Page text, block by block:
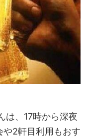
は、17時から深夜
2軒目利用もおす